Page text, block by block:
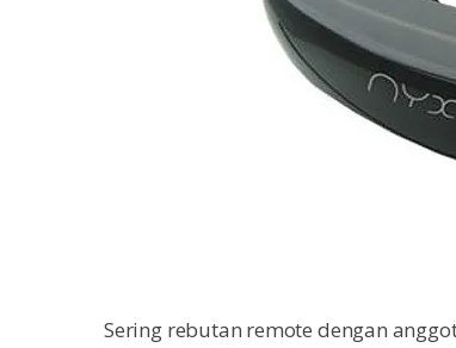
Sering rebutan remote dengan